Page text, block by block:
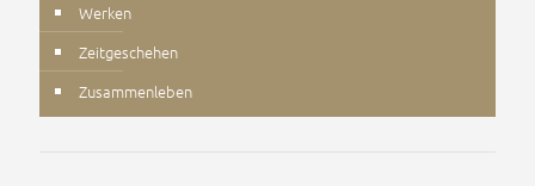
Werken
Zeitgeschehen
Zusammenleben